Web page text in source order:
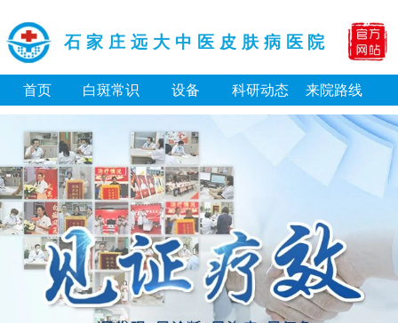
石家庄远大中医皮肤病医院
首页 白斑常识 设备 科研动态 来院路线